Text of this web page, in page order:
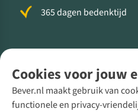
Cookies voor jouw
Bever.nl maakt gebruik van
functionele en privacy-
365 dagen bedenktijd